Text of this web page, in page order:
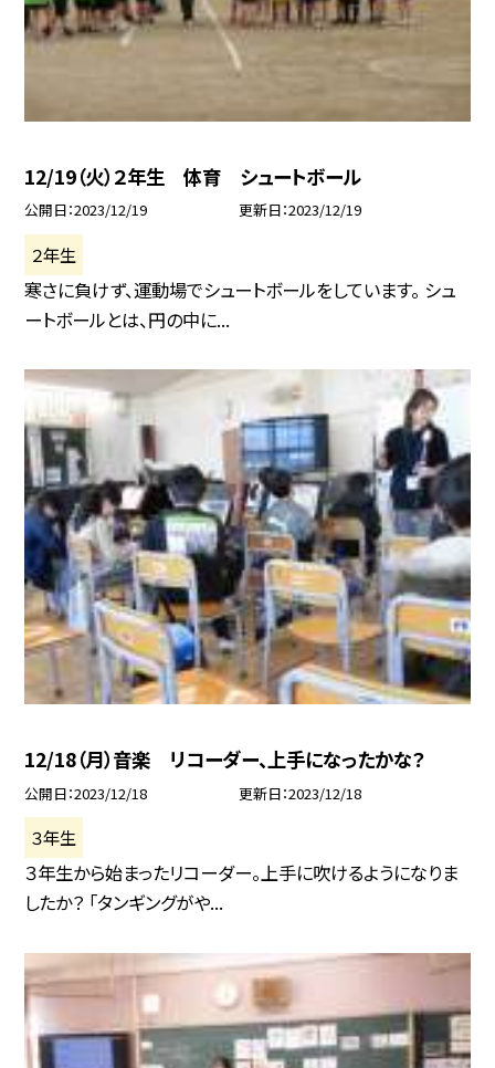
12/19（火）２年生 体育 シュートボール
公開日 2023/12/19 更新日 2023/12/19
２年生
寒さに負けず、運動場でシュートボールをしています。 シュ
ートボールとは、円の中に...
12/18（月）音楽 リコーダー、上手になったかな？
公開日 2023/12/18 更新日 2023/12/18
３年生
３年生から始まったリコーダー。上手に吹けるようになりま
したか？ 「タンギングがや...